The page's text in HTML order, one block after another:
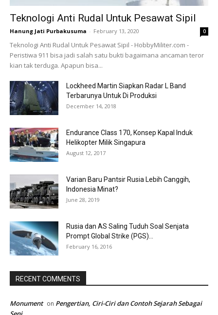
Teknologi Anti Rudal Untuk Pesawat Sipil
Hanung Jati Purbakusuma - February 13, 2020 0
Teknologi Anti Rudal Untuk Pesawat Sipil - HobbyMiliter.com -
Peristiwa 911 bisa jadi salah satu bukti bagaimana ancaman teror
kian tak terduga. Apapun bisa...
Lockheed Martin Siapkan Radar L Band
Terbarunya Untuk Di Produksi
December 14, 2018
Endurance Class 170, Konsep Kapal Induk
Helikopter Milik Singapura
August 12, 2017
Varian Baru Pantsir Rusia Lebih Canggih,
Indonesia Minat?
June 28, 2019
Rusia dan AS Saling Tuduh Soal Senjata
Prompt Global Strike (PGS)...
February 16, 2016
RECENT COMMENTS
Monument on Pengertian, Ciri-Ciri dan Contoh Sejarah Sebagai